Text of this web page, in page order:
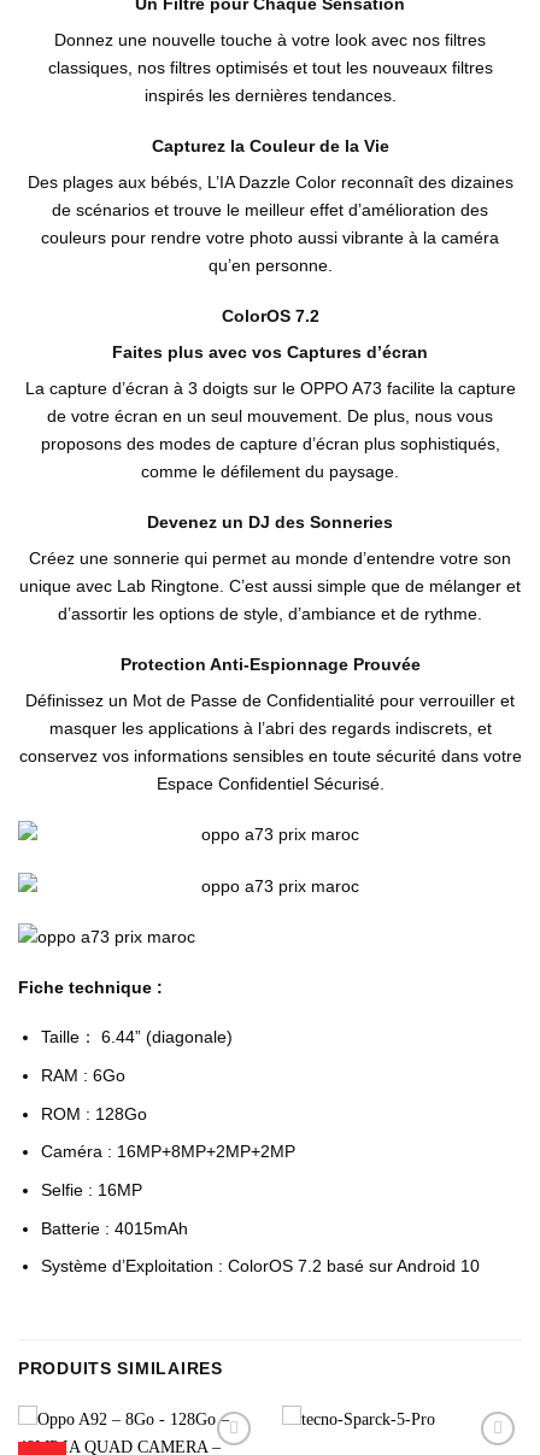
Donnez une nouvelle touche à votre look avec nos filtres
classiques, nos filtres optimisés et tout les nouveaux filtres
inspirés les dernières tendances.
Capturez la Couleur de la Vie
Des plages aux bébés, L’IA Dazzle Color reconnaît des dizaines
de scénarios et trouve le meilleur effet d’amélioration des
couleurs pour rendre votre photo aussi vibrante à la caméra
qu’en personne.
ColorOS 7.2
Faites plus avec vos Captures d’écran
La capture d’écran à 3 doigts sur le OPPO A73 facilite la capture
de votre écran en un seul mouvement. De plus, nous vous
proposons des modes de capture d’écran plus sophistiqués,
comme le défilement du paysage.
Devenez un DJ des Sonneries
Créez une sonnerie qui permet au monde d’entendre votre son
unique avec Lab Ringtone. C’est aussi simple que de mélanger et
d’assortir les options de style, d’ambiance et de rythme.
Protection Anti-Espionnage Prouvée
Définissez un Mot de Passe de Confidentialité pour verrouiller et
masquer les applications à l’abri des regards indiscrets, et
conservez vos informations sensibles en toute sécurité dans votre
Espace Confidentiel Sécurisé.
Fiche technique :
Taille： 6.44” (diagonale)
RAM : 6Go
ROM : 128Go
Caméra : 16MP+8MP+2MP+2MP
Selfie : 16MP
Batterie : 4015mAh
Système d’Exploitation : ColorOS 7.2 basé sur Android 10
PRODUITS SIMILAIRES